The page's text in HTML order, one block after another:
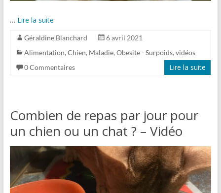
… Lire la suite
Géraldine Blanchard
6 avril 2021
Alimentation, Chien, Maladie, Obesite - Surpoids, vidéos
0 Commentaires
Lire la suite
Combien de repas par jour pour
un chien ou un chat ? – Vidéo